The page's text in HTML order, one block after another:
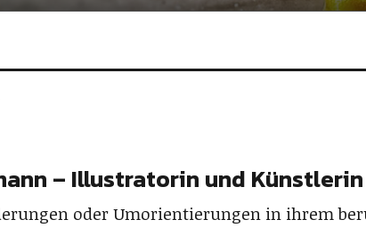
– Illustratorin und Künstlerin
oder Umorientierungen in ihrem